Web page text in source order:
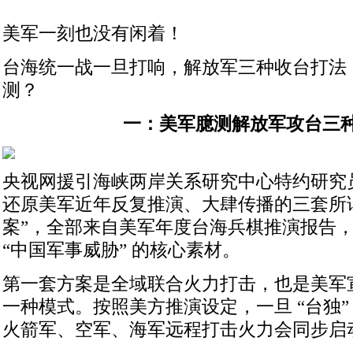
美军一刻也没有闲着！
台海统一战一旦打响，解放军三种收台打
测？
一：美军臆测解放军攻台三
央视网援引海峡两岸关系研究中心特约研
还原美军近年反复推演、大肆传播的三套所
案”，全部来自美军年度台海兵棋推演报告
“中国军事威胁” 的核心素材。
第一套方案是全域联合火力打击，也是美
一种模式。按照美方推演设定，一旦 “台独
火箭军、空军、海军远程打击火力会同步